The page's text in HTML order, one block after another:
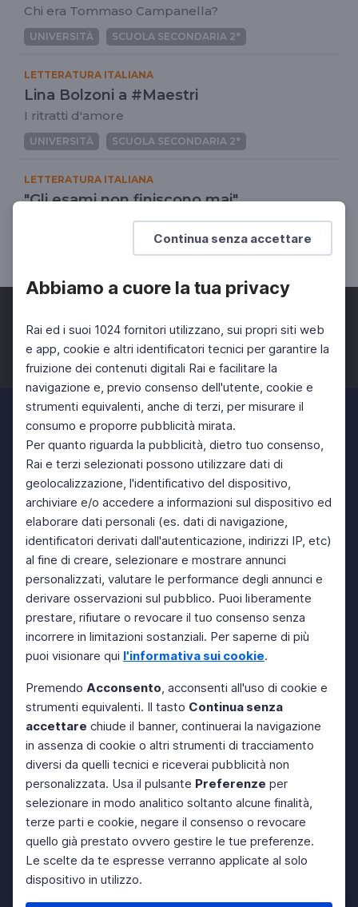
Continua senza accettare
Abbiamo a cuore la tua privacy
Rai ed i suoi 1024 fornitori utilizzano, sui propri siti web
e app, cookie e altri identificatori tecnici per garantire la
fruizione dei contenuti digitali Rai e facilitare la
navigazione e, previo consenso dell'utente, cookie e
strumenti equivalenti, anche di terzi, per misurare il
consumo e proporre pubblicità mirata.
Per quanto riguarda la pubblicità, dietro tuo consenso,
Rai e terzi selezionati possono utilizzare dati di
geolocalizzazione, l'identificativo del dispositivo,
archiviare e/o accedere a informazioni sul dispositivo ed
elaborare dati personali (es. dati di navigazione,
identificatori derivati dall'autenticazione, indirizzi IP, etc)
al fine di creare, selezionare e mostrare annunci
personalizzati, valutare le performance degli annunci e
derivare osservazioni sul pubblico. Puoi liberamente
prestare, rifiutare o revocare il tuo consenso senza
incorrere in limitazioni sostanziali. Per saperne di più
puoi visionare qui l'informativa sui cookie.
Premendo Acconsento, acconsenti all'uso di cookie e
strumenti equivalenti. Il tasto Continua senza
accettare chiude il banner, continuerai la navigazione
in assenza di cookie o altri strumenti di tracciamento
diversi da quelli tecnici e riceverai pubblicità non
personalizzata. Usa il pulsante Preferenze per
selezionare in modo analitico soltanto alcune finalità,
terze parti e cookie, negare il consenso o revocare
quello già prestato ovvero gestire le tue preferenze.
Le scelte da te espresse verranno applicate al solo
dispositivo in utilizzo.
Chi era Tommaso Campanella?
UNIVERSITÀ SCUOLA SECONDARIA 2°
LETTERATURA ITALIANA
Lina Bolzoni a #Maestri
I ritratti d'amore
UNIVERSITÀ SCUOLA SECONDARIA 2°
LETTERATURA ITALIANA
"Gli esami non finiscono mai"
La grande lezione di Eduardo
SCUOLA SECONDARIA 2°
Facebook Twitter Instagram